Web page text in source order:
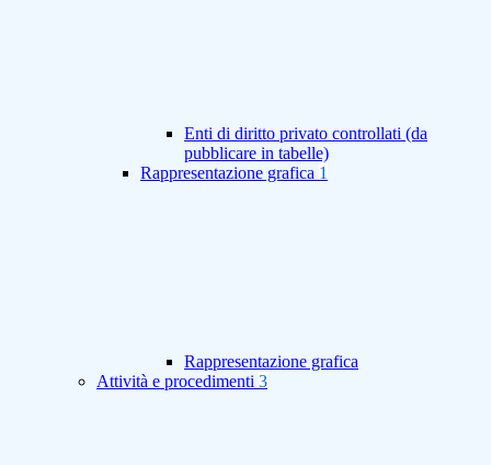
Enti di diritto privato controllati (da
pubblicare in tabelle)
Rappresentazione grafica 1
Rappresentazione grafica
Attività e procedimenti 3